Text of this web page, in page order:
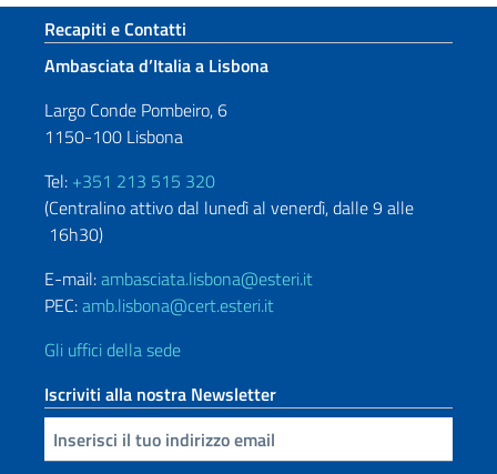
Sezione footer
Recapiti e Contatti
Ambasciata d’Italia a Lisbona
Largo Conde Pombeiro, 6
1150-100 Lisbona
Tel: +351 213 515 320
(Centralino attivo dal lunedì al venerdì, dalle 9 alle
16h30)
E-mail:ambasciata.lisbona@esteri.it
PEC:amb.lisbona@cert.esteri.it
Gli uffici della sede
Iscriviti alla nostra Newsletter
Inserisci la tua email